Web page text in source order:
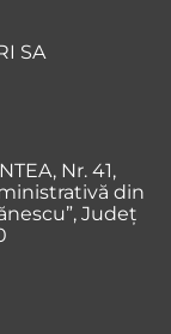
SA
Nr. 41,
din
Județ